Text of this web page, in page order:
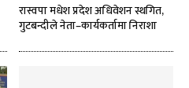
रास्वपा मधेश प्रदेश अधिवेशन स्थगित,
गुटबन्दीले नेता–कार्यकर्तामा निराशा